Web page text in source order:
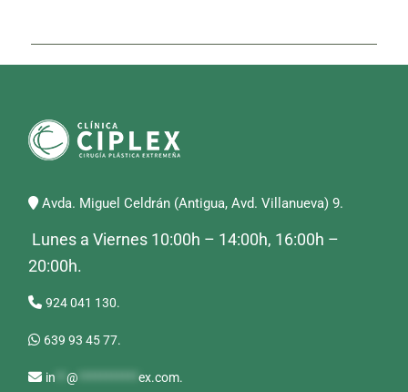
Avda. Miguel Celdrán (Antigua, Avd. Villanueva) 9.
Lunes a Viernes 10:00h – 14:00h, 16:00h –
20:00h.
924 041 130.
639 93 45 77.
in **@ ***********ex.com.